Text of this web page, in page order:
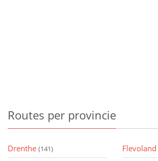
Routes per provincie
Drenthe (141) Flevoland